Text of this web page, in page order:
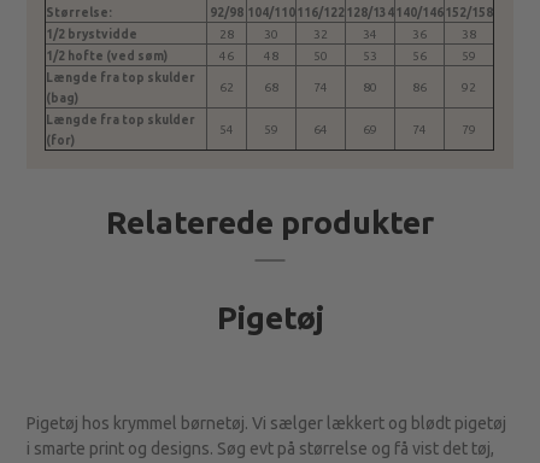
Størrelse: 92/98 104/110116/122128/134140/146152/158
1/2 brystvidde
28 30 32 34 36
38
1/2 hofte (ved søm)
46 48 50 53 56
59
Længde fra top skulder
(bag)
62 68 74 80 86 92
Længde fra top skulder
(for)
54 59 64 69 74 79
Relaterede produkter
Pigetøj
Pigetøj hos krymmel børnetøj. Vi sælger lækkert og blødt pigetøj
i smarte print og designs. Søg evt på størrelse og få vist det tøj,